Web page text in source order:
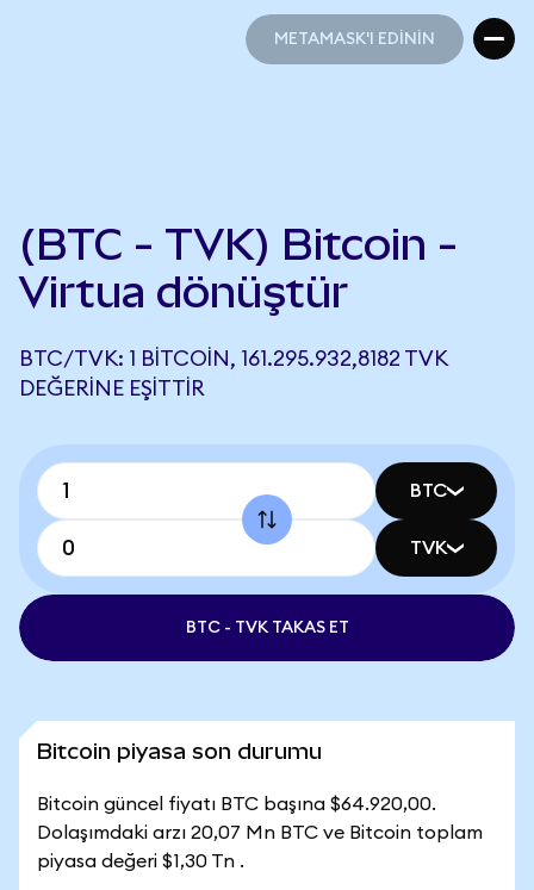
METAMASK'I EDİNİN
(BTC - TVK) Bitcoin -
Virtua dönüştür
BTC/TVK: 1 BITCOIN, 161.295.932,8182 TVK
DEĞERINE EŞITTIR
BTC
TVK
BTC - TVK TAKAS ET
Bitcoin piyasa son durumu
Bitcoin güncel fiyatı BTC başına $64.920,00.
Dolaşımdaki arzı 20,07 Mn BTC ve Bitcoin toplam
piyasa değeri $1,30 Tn .